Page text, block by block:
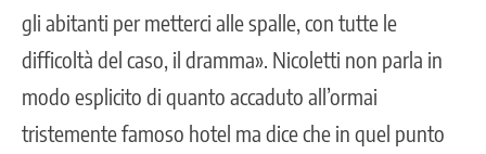
gli abitanti per metterci alle spalle, con tutte le
difficoltà del caso, il dramma». Nicoletti non parla in
modo esplicito di quanto accaduto all’ormai
tristemente famoso hotel ma dice che in quel punto